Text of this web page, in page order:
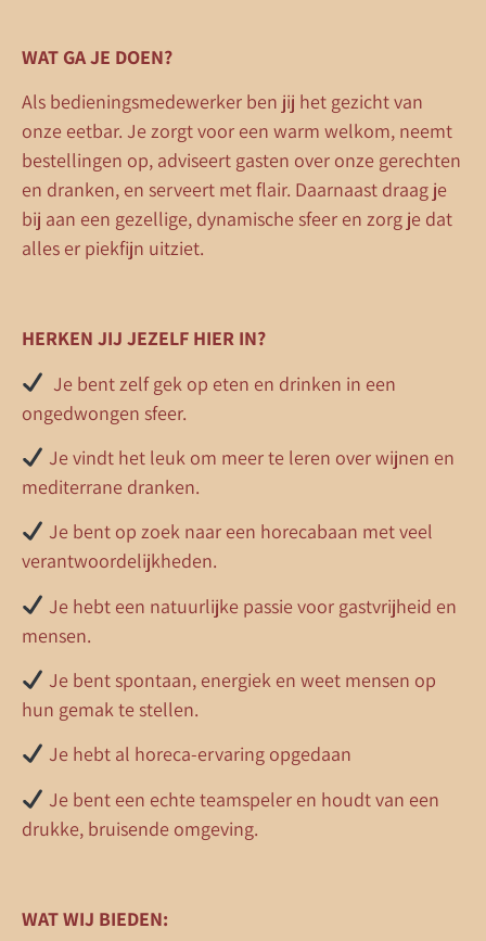
WAT GA JE DOEN?
Als bedieningsmedewerker ben jij het gezicht van
onze eetbar. Je zorgt voor een warm welkom, neemt
bestellingen op, adviseert gasten over onze gerechten
en dranken, en serveert met flair. Daarnaast draag je
bij aan een gezellige, dynamische sfeer en zorg je dat
alles er piekfijn uitziet.
HERKEN JIJ JEZELF HIER IN?
Je bent zelf gek op eten en drinken in een
ongedwongen sfeer.
Je vindt het leuk om meer te leren over wijnen en
mediterrane dranken.
Je bent op zoek naar een horecabaan met veel
verantwoordelijkheden.
Je hebt een natuurlijke passie voor gastvrijheid en
mensen.
Je bent spontaan, energiek en weet mensen op
hun gemak te stellen.
Je hebt al horeca-ervaring opgedaan
Je bent een echte teamspeler en houdt van een
drukke, bruisende omgeving.
WAT WIJ BIEDEN: